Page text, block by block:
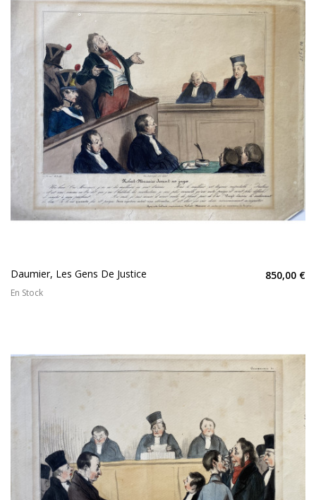
Daumier, Les Gens De Justice 850,00 €
En Stock